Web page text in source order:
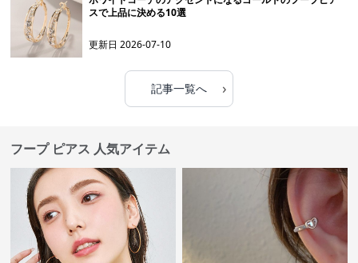
スで上品に決める10選
更新日2026-07-10
記事一覧へ ›
フープ ピアス 人気アイテム